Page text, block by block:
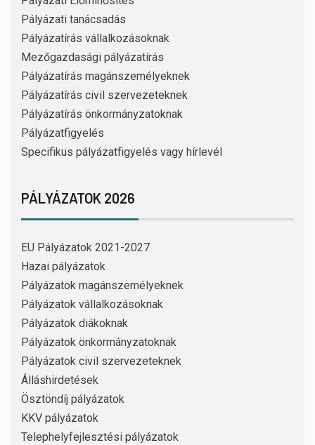
Pályázati tanácsadás
Pályázatírás vállalkozásoknak
Mezőgazdasági pályázatírás
Pályázatírás magánszemélyeknek
Pályázatírás civil szervezeteknek
Pályázatírás önkormányzatoknak
Pályázatfigyelés
Specifikus pályázatfigyelés vagy hírlevél
PÁLYÁZATOK 2026
EU Pályázatok 2021-2027
Hazai pályázatok
Pályázatok magánszemélyeknek
Pályázatok vállalkozásoknak
Pályázatok diákoknak
Pályázatok önkormányzatoknak
Pályázatok civil szervezeteknek
Álláshirdetések
Ösztöndíj pályázatok
KKV pályázatok
Telephelyfejlesztési pályázatok